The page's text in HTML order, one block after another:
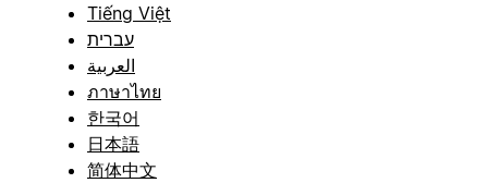
Tiếng Việt
עברית
العربية
ภาษาไทย
한국어
日本語
简体中文